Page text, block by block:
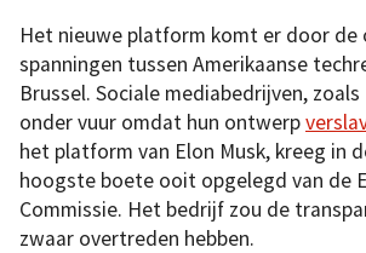
Het nieuwe platform komt er door de
spanningen tussen Amerikaanse
Brussel. Sociale mediabedrijven,
onder vuur omdat hun ontwerp
het platform van Elon Musk, kreeg in
hoogste boete ooit opgelegd van de
Commissie. Het bedrijf zou de
zwaar overtreden hebben.